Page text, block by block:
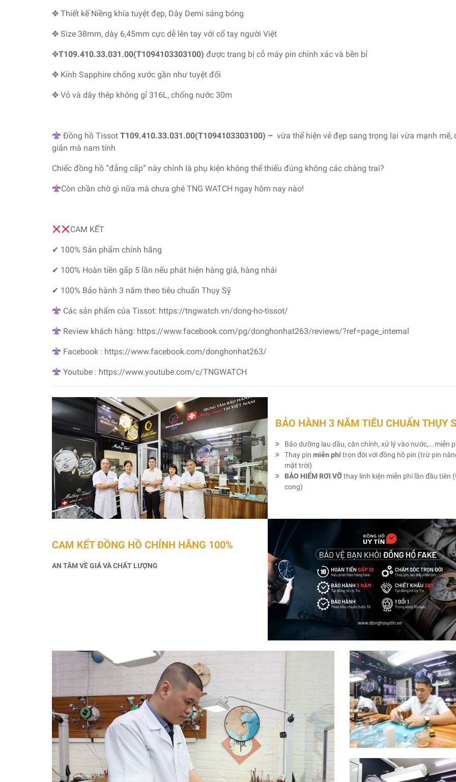
✥ Thiết kế Niềng khía tuyệt đẹp, Dây Demi sáng bóng
✥ Size 38mm, dày 6,45mm cực dễ lên tay với cổ tay người Việt
✥T109.410.33.031.00(T1094103303100) được trang bị cỗ máy pin chính xác và bền bỉ
✥ Kính Sapphire chống xước gần như tuyệt đối
✥ Vỏ và dây thép không gỉ 316L, chống nước 30m
Đồng hồ TissotT109.410.33.031.00(T1094103303100) – vừa thể hiện vẻ đẹp sang trọng lại vừa mạnh mẽ,
giản mà nam tính
Chiếc đồng hồ “đẳng cấp” này chính là phụ kiện không thể thiếu đúng không các chàng trai?
Còn chần chờ gì nữa mà chưa ghé TNG WATCH ngay hôm nay nào!
CAM KẾT
✔ 100% Sản phẩm chính hãng
✔ 100% Hoàn tiền gấp 5 lần nếu phát hiện hàng giả, hàng nhái
✔ 100% Bảo hành 3 năm theo tiêu chuẩn Thụy Sỹ
Các sản phẩm của Tissot: https://tngwatch.vn/dong-ho-tissot/
Review khách hàng: https://www.facebook.com/pg/donghonhat263/reviews/?ref=page_internal
Facebook : https://www.facebook.com/donghonhat263/
Youtube : https://www.youtube.com/c/TNGWATCH
BẢO HÀNH 3 NĂM TIÊU CHUẨN THỤY
Bảo dưỡng lau dầu, căn chỉnh, xử lý vào nước,… miễn
Thay pin miễn phítrọn đời với đồng hồ pin (trừ pin
mặt trời)
BẢO HIỂM RƠI VỠthay linh kiện miễn phí lần đầu tiên
cong)
CAM KẾT ĐỒNG HỒ CHÍNH HÃNG 100%
AN TÂM VỀ GIÁ VÀ CHẤT LƯỢNG